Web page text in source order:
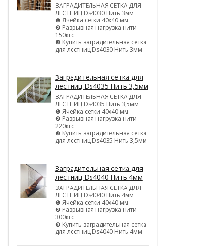
ЗАГРАДИТЕЛЬНАЯ СЕТКА ДЛЯ
ЛЕСТНИЦ Ds4030 Нить 3мм
❶ Ячейка сетки 40х40 мм
❷ Разрывная нагрузка нити
150кгс
❸ Купить заградительная сетка
для лестниц Ds4030 Нить 3мм
Заградительная сетка для
лестниц Ds4035 Нить 3,5мм
ЗАГРАДИТЕЛЬНАЯ СЕТКА ДЛЯ
ЛЕСТНИЦ Ds4035 Нить 3,5мм
❶ Ячейка сетки 40х40 мм
❷ Разрывная нагрузка нити
220кгс
❸ Купить заградительная сетка
для лестниц Ds4035 Нить 3,5мм
Заградительная сетка для
лестниц Ds4040 Нить 4мм
ЗАГРАДИТЕЛЬНАЯ СЕТКА ДЛЯ
ЛЕСТНИЦ Ds4040 Нить 4мм
❶ Ячейка сетки 40х40 мм
❷ Разрывная нагрузка нити
300кгс
❸ Купить заградительная сетка
для лестниц Ds4040 Нить 4мм